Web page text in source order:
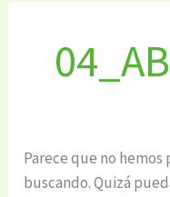
Parece que no
buscando. Quizá